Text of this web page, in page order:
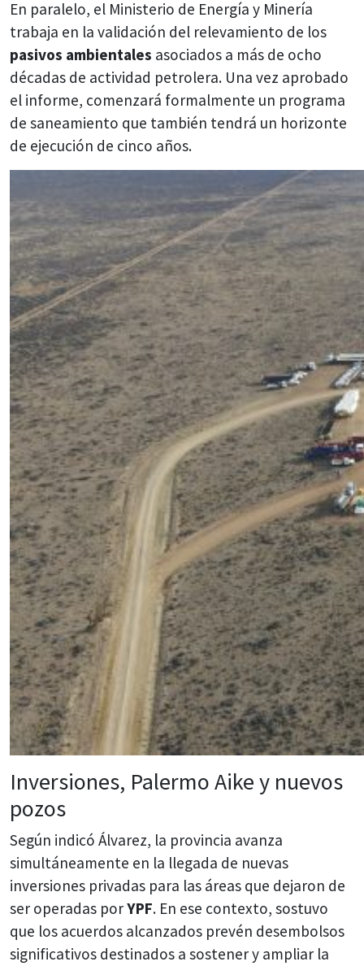
En paralelo, el Ministerio de Energía y Minería
trabaja en la validación del relevamiento de los
pasivos ambientales asociados a más de ocho
décadas de actividad petrolera. Una vez aprobado
el informe, comenzará formalmente un programa
de saneamiento que también tendrá un horizonte
de ejecución de cinco años.
Inversiones, Palermo Aike y nuevos
pozos
Según indicó Álvarez, la provincia avanza
simultáneamente en la llegada de nuevas
inversiones privadas para las áreas que dejaron de
ser operadas porYPF. En ese contexto, sostuvo
que los acuerdos alcanzados prevén desembolsos
significativos destinados a sostener y ampliar la